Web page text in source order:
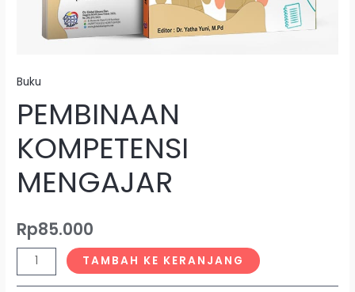
Buku
PEMBINAAN
KOMPETENSI
MENGAJAR
Rp85.000
TAMBAH KE KERANJANG